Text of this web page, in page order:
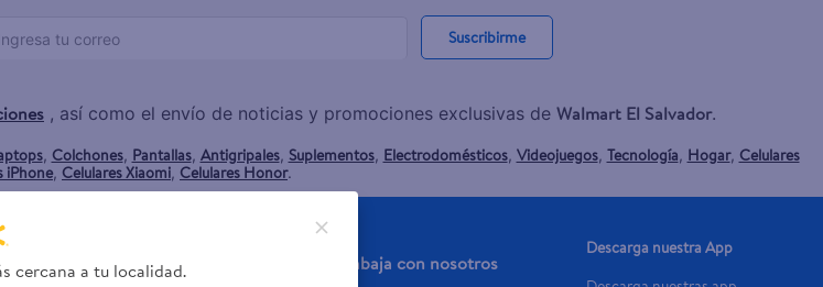
Suscribirme
, así como el envío de noticias y promociones exclusivas de Walmart El Salvador.
, Colchones, Pantallas, Antigripales, Suplementos, Electrodomésticos, Videojuegos, Tecnología, Hogar, Celulares
iPhone, Celulares Xiaomi, Celulares Honor.
Financiamiento Trabaja con nosotros
Descarga nuestra App
cercana a tu localidad.